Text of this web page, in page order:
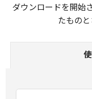
ダウンロードを開始
たもの